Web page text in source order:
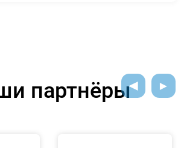
партнёры